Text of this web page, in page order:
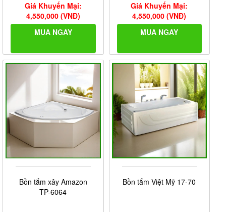
Giá Khuyến Mại:
4,550,000 (VNĐ)
MUA NGAY
Giá Khuyến Mại:
4,550,000 (VNĐ)
MUA NGAY
Bồn tắm xây Amazon
TP-6064
Bồn tắm Việt Mỹ 17-70